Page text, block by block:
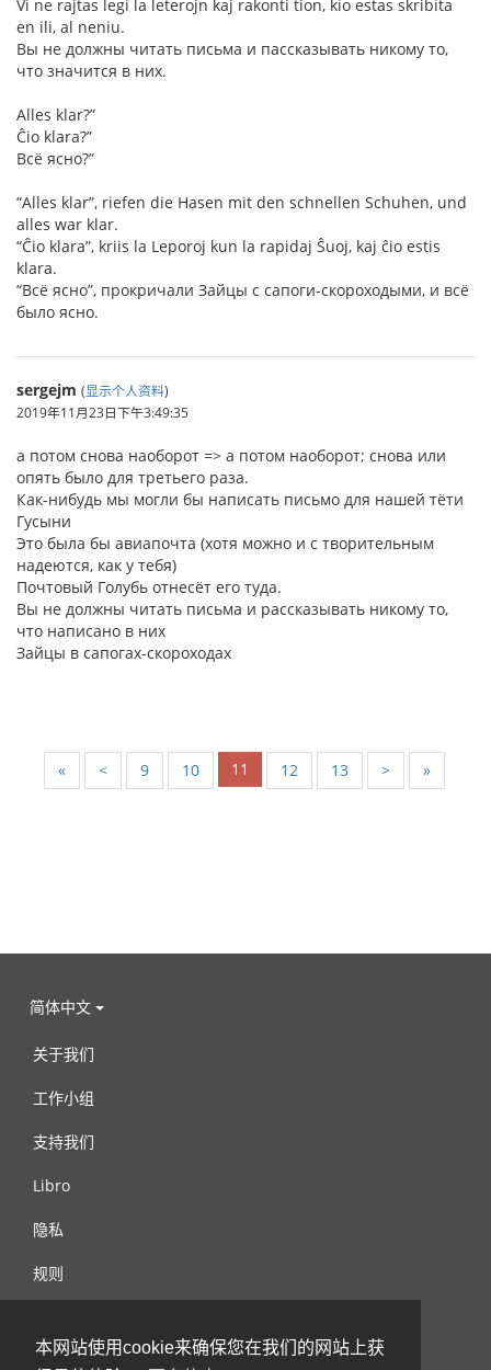
本网站使用cookie来确保您在我们的网站上获
Vi ne rajtas legi la leterojn kaj rakonti tion, kio estas skribita
en ili, al neniu.
Вы не должны читать письма и пассказывать никому то,
что значится в них.
Alles klar?”
Ĉio klara?”
Всё ясно?”
“Alles klar”, riefen die Hasen mit den schnellen Schuhen, und
alles war klar.
“Ĉio klara”, kriis la Leporoj kun la rapidaj Ŝuoj, kaj ĉio estis
klara.
“Всё ясно”, прокричали Зайцы с сапоги-скороходыми, и всё
было ясно.
sergejm (显示个人资料)
2019年11月23日下午3:49:35
а потом снова наоборот => а потом наоборот; снова или
опять было для третьего раза.
Как-нибудь мы могли бы написать письмо для нашей тёти
Гусыни
Это была бы авиапочта (хотя можно и с творительным
надеются, как у тебя)
Почтовый Голубь отнесёт его туда.
Вы не должны читать письма и рассказывать никому то,
что написано в них
Зайцы в сапогах-скороходах
« < 9 10 11 12 13 > »
简体中文
关于我们
工作小组
支持我们
Libro
隐私
规则